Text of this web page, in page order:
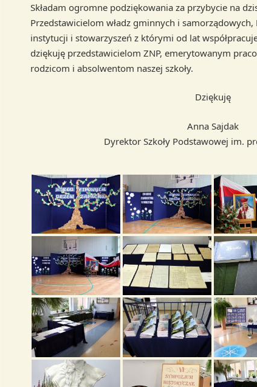
Składam ogromne podziękowania za przybycie na
Przedstawicielom władz gminnych i
instytucji i stowarzyszeń z którymi od lat
dziękuję przedstawicielom ZNP, emerytowanym
rodzicom i absolwentom naszej szkoły.
Dziękuję
Anna Sajdak
Dyrektor Szkoły Podstawowej im.